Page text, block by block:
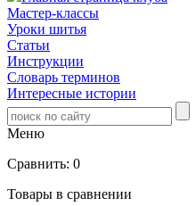
Мастер-классы
Уроки шитья
Статьи
Инструкции
Словарь терминов
Интересные истории
Меню
Сравнить: 0
Товары в сравнении